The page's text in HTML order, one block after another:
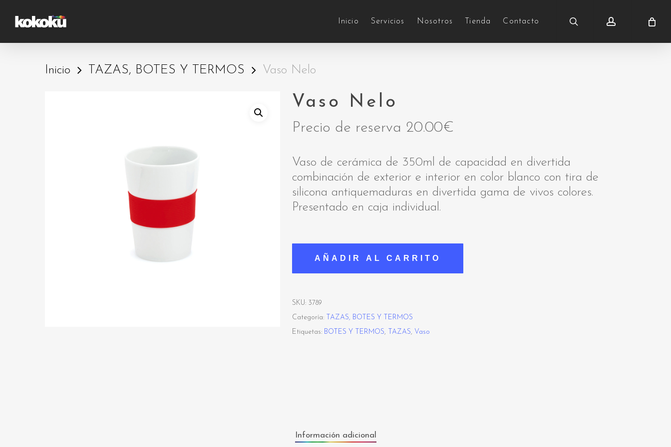
Inicio Servicios Nosotros Tienda Contacto
Inicio TAZAS, BOTES Y TERMOS Vaso Nelo
Vaso Nelo
Precio de reserva 20.00€
Vaso de cerámica de 350ml de capacidad en divertida
combinación de exterior e interior en color blanco con tira de
silicona antiquemaduras en divertida gama de vivos colores.
Presentado en caja individual.
AÑADIR AL CARRITO
SKU: 3789
Categoría: TAZAS, BOTES Y TERMOS
Etiquetas: BOTES Y TERMOS, TAZAS, Vaso
Información adicional